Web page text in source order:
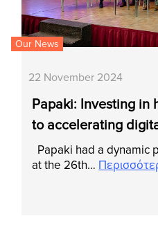
Our News
22 November 2024
Papaki: Investing in
to accelerating
Papaki had a dynamic
at the 26th…